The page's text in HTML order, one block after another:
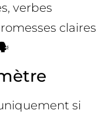
verbes
claires
si